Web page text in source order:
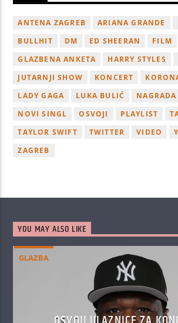
ANTENA ZAGREB ARIANA GRANDE
BULLHIT
DM ED SHEERAN
FILM
GLAZBENA ANKETA
HARRY STYLES
JUTARNJI SHOW
KONCERT
LADY GAGA
LUKA BULIĆ NAGRADA
NOVI SINGL
OSVOJI PLAYLIST
TAYLOR SWIFT
TWITTER VIDEO
ZAGREB
YOU MAY ALSO LIKE
GLAZBA